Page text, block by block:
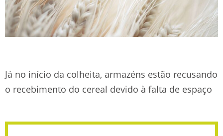
Já no início da colheita, armazéns estão recusando
o recebimento do cereal devido à falta de espaço